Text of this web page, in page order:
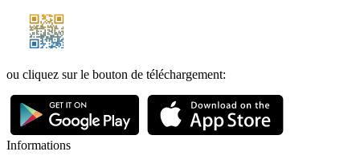
ou cliquez sur le bouton de téléchargement:
Informations